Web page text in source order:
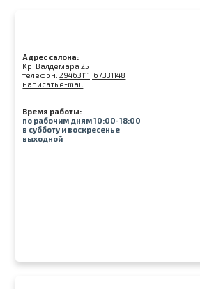
Адрес салона:
Kр. Валдемара 25
телефон:29463111, 67331148
написать e-mail
Время работы:
по рабочим дням 10:00-18:00
в субботу и воскресенье
выходной